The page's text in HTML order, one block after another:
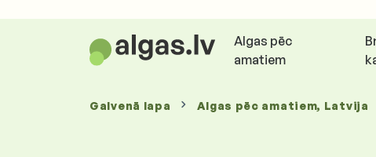
Algas pēc
amatiem
Galvenā lapa Algas pēc amatiem, Latvija